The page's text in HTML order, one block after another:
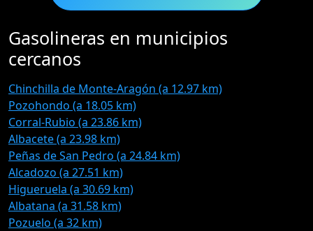
Gasolineras en municipios
cercanos
Chinchilla de Monte-Aragón (a 12.97 km)
Pozohondo (a 18.05 km)
Corral-Rubio (a 23.86 km)
Albacete (a 23.98 km)
Peñas de San Pedro (a 24.84 km)
Alcadozo (a 27.51 km)
Higueruela (a 30.69 km)
Albatana (a 31.58 km)
Pozuelo (a 32 km)